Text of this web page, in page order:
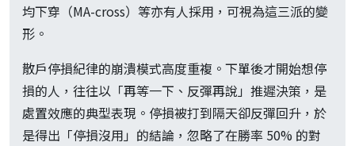
均下穿（MA-cross）等亦有人採用，可視為這三派的變
形。
散戶停損紀律的崩潰模式高度重複。下單後才開始想停
損的人，往往以「再等一下、反彈再說」推遲決策，是
處置效應的典型表現。停損被打到隔天卻反彈回升，於
是得出「停損沒用」的結論，忽略了在勝率 50% 的對